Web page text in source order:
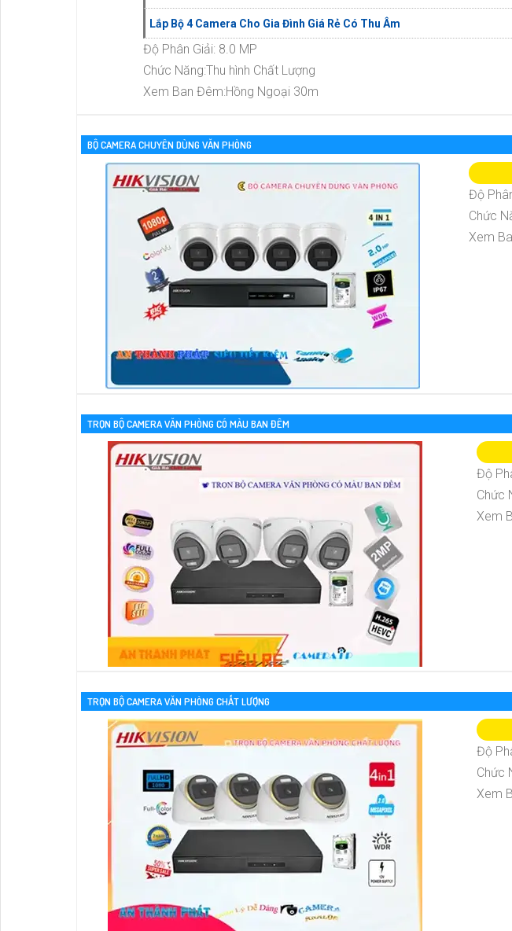
Lắp Bộ 4 Camera Cho Gia Đình Giá Rẻ Có Thu Âm
Độ Phân Giải: 8.0 MP
Chức Năng:Thu hình Chất Lượng
Xem Ban Đêm:Hồng Ngoại 30m
BỘ CAMERA CHUYÊN DÙNG VĂN PHÒNG
Độ
Chức
Xem
TRỌN BỘ CAMERA VĂN PHÒNG CÓ MÀU BAN ĐÊM
Độ
Chức
Xem
TRỌN BỘ CAMERA VĂN PHÒNG CHẤT LƯỢNG
Độ
Chức
Xem